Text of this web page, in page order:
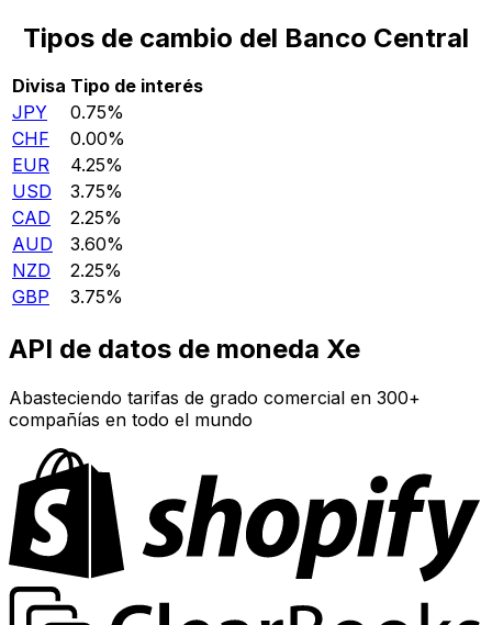
Tipos de cambio del Banco Central
Divisa Tipo de interés
JPY
0.75%
CHF
0.00%
EUR
4.25%
USD
3.75%
CAD
2.25%
AUD
3.60%
NZD
2.25%
GBP
3.75%
API de datos de moneda Xe
Abasteciendo tarifas de grado comercial en 300+
compañías en todo el mundo